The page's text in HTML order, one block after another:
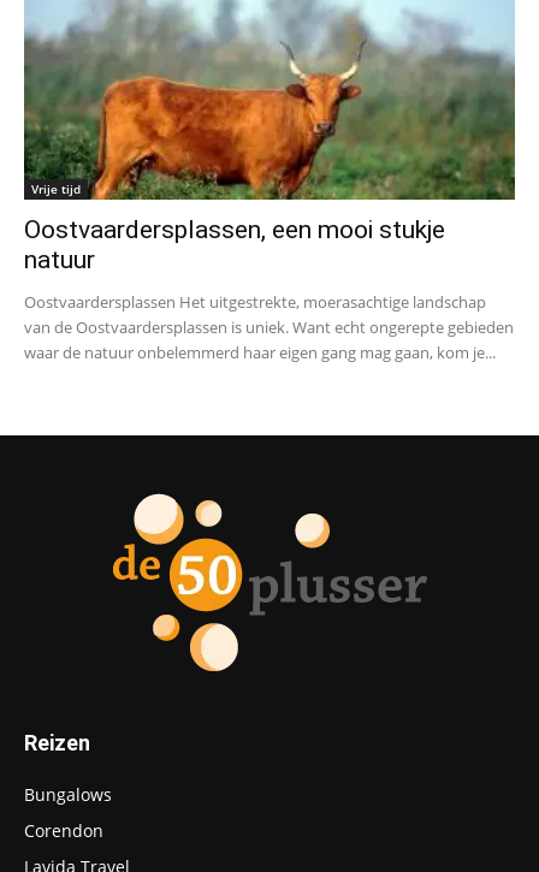
Vrije tijd
Oostvaardersplassen, een mooi stukje
natuur
Oostvaardersplassen Het uitgestrekte, moerasachtige landschap
van de Oostvaardersplassen is uniek. Want echt ongerepte gebieden
waar de natuur onbelemmerd haar eigen gang mag gaan, kom je...
Reizen
Bungalows
Corendon
Lavida Travel